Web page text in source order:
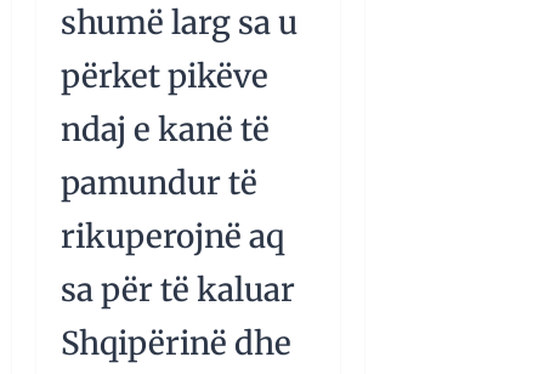
shumë larg sa u
përket pikëve
ndaj e kanë të
pamundur të
rikuperojnë aq
sa për të kaluar
Shqipërinë dhe